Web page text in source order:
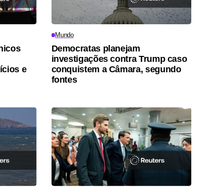
e
Mundo
Democratas planejam
investigações contra Trump caso
conquistem a Câmara, segundo
fontes